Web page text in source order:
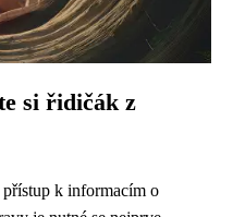
si řidičák z
k informacím o